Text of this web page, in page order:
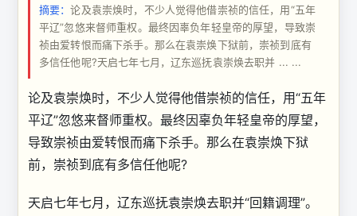
摘要：论及袁崇焕时，不少人觉得他借崇祯的信任，用“五年
平辽”忽悠来督师重权。最终因辜负年轻皇帝的厚望，导致崇
祯由爱转恨而痛下杀手。那么在袁崇焕下狱前，崇祯到底有
多信任他呢?天启七年七月，辽东巡抚袁崇焕去职并 ... ...
论及袁崇焕时，不少人觉得他借崇祯的信任，用“五年
平辽”忽悠来督师重权。最终因辜负年轻皇帝的厚望，
导致崇祯由爱转恨而痛下杀手。那么在袁崇焕下狱
前，崇祯到底有多信任他呢?
天启七年七月，辽东巡抚袁崇焕去职并“回籍调理”。